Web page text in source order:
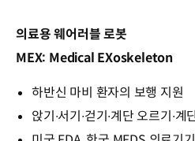
의료용 웨어러블 로봇
MEX: Medical EXoskeleton
하반신 마비 환자의 보행 지원
앉기∙서기∙걷기∙계단 오르기∙계